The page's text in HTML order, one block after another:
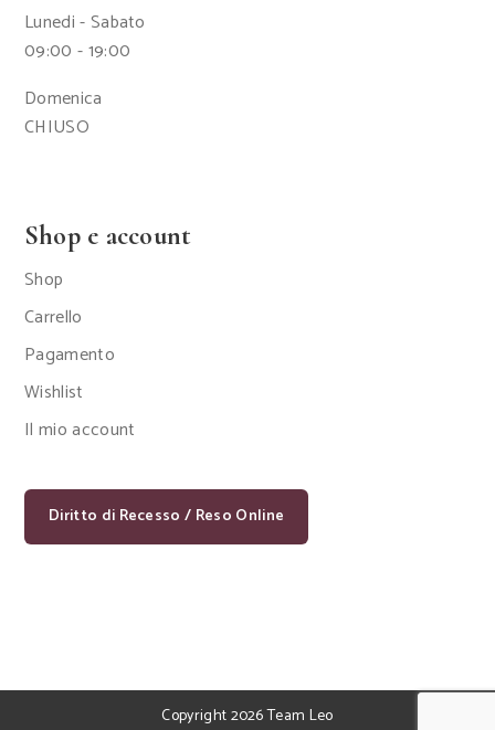
Lunedi - Sabato
09:00 - 19:00
Domenica
CHIUSO
Shop e account
Shop
Carrello
Pagamento
Wishlist
Il mio account
Diritto di Recesso / Reso Online
Copyright 2026 Team Leo